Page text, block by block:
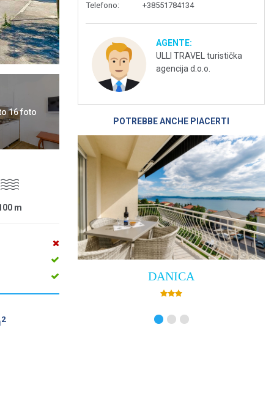
16 foto
m
2
Telefono: +38551784134
AGENTE:
ULLI TRAVEL turistička
agencija d.o.o.
POTREBBE ANCHE PIACERTI
DANICA